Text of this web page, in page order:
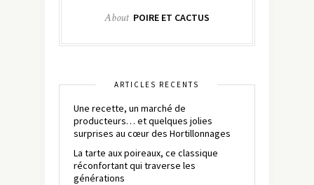
About POIRE ET CACTUS
ARTICLES RÉCENTS
Une recette, un marché de
producteurs… et quelques jolies
surprises au cœur des Hortillonnages
La tarte aux poireaux, ce classique
réconfortant qui traverse les
générations